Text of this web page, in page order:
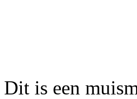
Dit is een